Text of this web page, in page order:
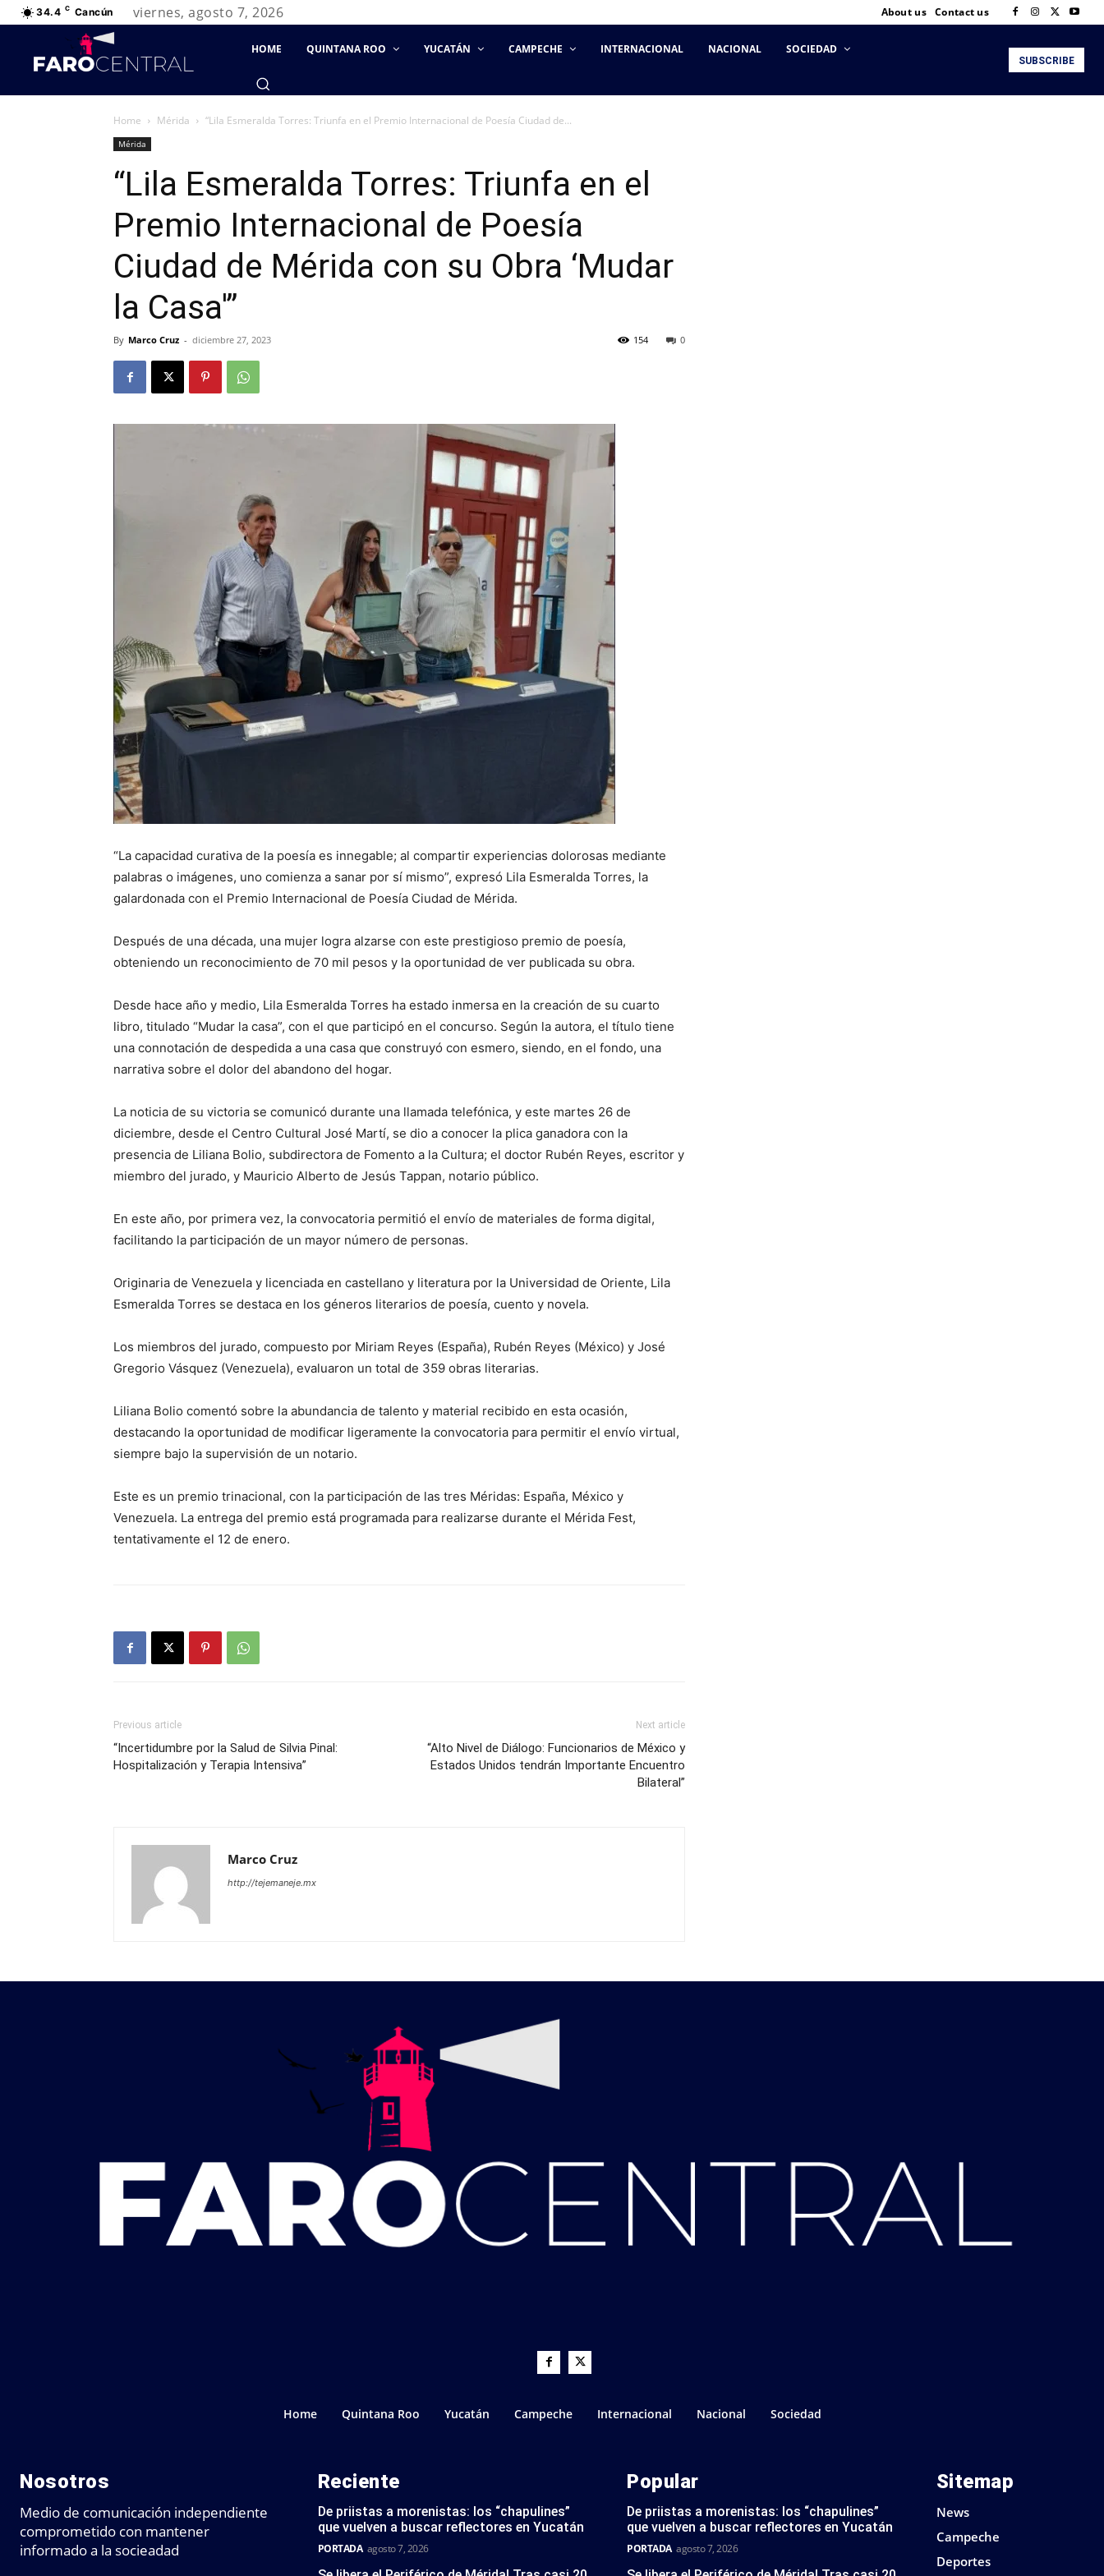
34.4 C Cancún viernes, agosto 7, 2026 About us Contact us
HOME QUINTANA ROO YUCATÁN CAMPECHE INTERNACIONAL NACIONAL SOCIEDAD
SUBSCRIBE
Home Mérida “Lila Esmeralda Torres: Triunfa en el Premio Internacional de Poesía Ciudad de...
Mérida
“Lila Esmeralda Torres: Triunfa en el
Premio Internacional de Poesía
Ciudad de Mérida con su Obra ‘Mudar
la Casa'”
By Marco Cruz - diciembre 27, 2023 0
154
“La capacidad curativa de la poesía es innegable; al compartir experiencias dolorosas mediante
palabras o imágenes, uno comienza a sanar por sí mismo”, expresó Lila Esmeralda Torres, la
galardonada con el Premio Internacional de Poesía Ciudad de Mérida.
Después de una década, una mujer logra alzarse con este prestigioso premio de poesía,
obteniendo un reconocimiento de 70 mil pesos y la oportunidad de ver publicada su obra.
Desde hace año y medio, Lila Esmeralda Torres ha estado inmersa en la creación de su cuarto
libro, titulado “Mudar la casa”, con el que participó en el concurso. Según la autora, el título tiene
una connotación de despedida a una casa que construyó con esmero, siendo, en el fondo, una
narrativa sobre el dolor del abandono del hogar.
La noticia de su victoria se comunicó durante una llamada telefónica, y este martes 26 de
diciembre, desde el Centro Cultural José Martí, se dio a conocer la plica ganadora con la
presencia de Liliana Bolio, subdirectora de Fomento a la Cultura; el doctor Rubén Reyes, escritor y
miembro del jurado, y Mauricio Alberto de Jesús Tappan, notario público.
En este año, por primera vez, la convocatoria permitió el envío de materiales de forma digital,
facilitando la participación de un mayor número de personas.
Originaria de Venezuela y licenciada en castellano y literatura por la Universidad de Oriente, Lila
Esmeralda Torres se destaca en los géneros literarios de poesía, cuento y novela.
Los miembros del jurado, compuesto por Miriam Reyes (España), Rubén Reyes (México) y José
Gregorio Vásquez (Venezuela), evaluaron un total de 359 obras literarias.
Liliana Bolio comentó sobre la abundancia de talento y material recibido en esta ocasión,
destacando la oportunidad de modificar ligeramente la convocatoria para permitir el envío virtual,
siempre bajo la supervisión de un notario.
Este es un premio trinacional, con la participación de las tres Méridas: España, México y
Venezuela. La entrega del premio está programada para realizarse durante el Mérida Fest,
tentativamente el 12 de enero.
Previous article
“Incertidumbre por la Salud de Silvia Pinal:
Hospitalización y Terapia Intensiva”
Next article
“Alto Nivel de Diálogo: Funcionarios de México y
Estados Unidos tendrán Importante Encuentro
Bilateral”
Marco Cruz
http://tejemaneje.mx
Home Quintana Roo Yucatán Campeche Internacional Nacional Sociedad
Nosotros
Medio de comunicación independiente
comprometido con mantener
informado a la socieadad
Reciente
De priistas a morenistas: los “chapulines”
que vuelven a buscar reflectores en Yucatán
PORTADA agosto 7, 2026
Popular
De priistas a morenistas: los “chapulines”
que vuelven a buscar reflectores en Yucatán
PORTADA agosto 7, 2026
Sitemap
News
Campeche
Deportes